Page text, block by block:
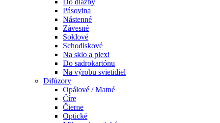
Do dlažby
Pásovina
Nástenné
Závesné
Soklové
Schodiskové
Na sklo a plexi
Do sadrokartónu
Na výrobu svietidiel
Difúzory
Opálové / Matné
Číre
Čierne
Optické